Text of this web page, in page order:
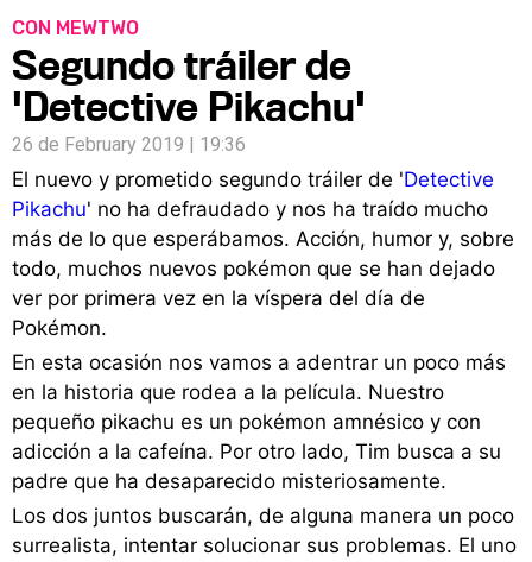
CON MEWTWO
Segundo tráiler de
'Detective Pikachu'
26 de February 2019 | 19:36
El nuevo y prometido segundo tráiler de 'Detective
Pikachu' no ha defraudado y nos ha traído mucho
más de lo que esperábamos. Acción, humor y, sobre
todo, muchos nuevos pokémon que se han dejado
ver por primera vez en la víspera del día de
Pokémon.
En esta ocasión nos vamos a adentrar un poco más
en la historia que rodea a la película. Nuestro
pequeño pikachu es un pokémon amnésico y con
adicción a la cafeína. Por otro lado, Tim busca a su
padre que ha desaparecido misteriosamente.
Los dos juntos buscarán, de alguna manera un poco
surrealista, intentar solucionar sus problemas. El uno